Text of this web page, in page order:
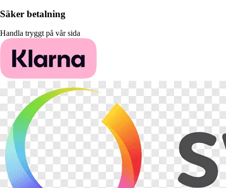
Säker betalning
Handla tryggt på vår sida